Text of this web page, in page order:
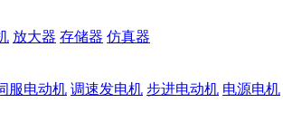
放大器 存储器 仿真器
服电动机 调速发电机 步进电动机 电源电机